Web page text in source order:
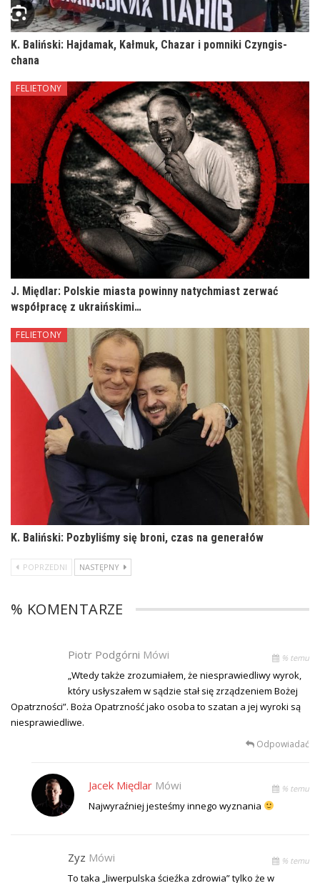
K. Baliński: Hajdamak, Kałmuk, Chazar i pomniki Czyngis-
chana
FELIETONY
J. Międlar: Polskie miasta powinny natychmiast zerwać
współpracę z ukraińskimi…
FELIETONY
K. Baliński: Pozbyliśmy się broni, czas na generałów
POPRZEDNI NASTĘPNY
% KOMENTARZE
Piotr Podgórni Mówi % temu
„Wtedy także zrozumiałem, że niesprawiedliwy wyrok,
który usłyszałem w sądzie stał się zrządzeniem Bożej
Opatrzności”. Boża Opatrzność jako osoba to szatan a jej wyroki są
niesprawiedliwe.
Odpowiadać
Jacek Międlar Mówi % temu
Najwyraźniej jesteśmy innego wyznania
Zyz Mówi % temu
To taka „liwerpulska ścieźka zdrowia” tylko że w